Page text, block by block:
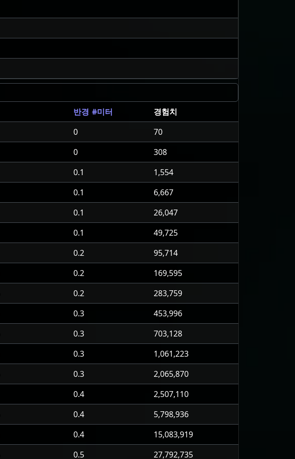
반경 #미터
경험치
0
70
0
308
0.1
1,554
0.1
6,667
0.1
26,047
0.1
49,725
0.2
95,714
0.2
169,595
0.2
283,759
0.3
453,996
0.3
703,128
0.3
1,061,223
0.3
2,065,870
0.4
2,507,110
0.4
5,798,936
0.4
15,083,919
0.5
27,792,735